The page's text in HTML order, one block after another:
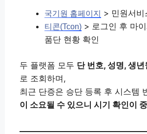
국기원 홈페이지 > 민원서비
티콘(Tcon) > 로그인 후 마
품단 현황 확인
두 플랫폼 모두 단 번호, 성명, 생년
로 조회하며,
최근 단증은 승단 등록 후 시스템
이 소요될 수 있으니 시기 확인이